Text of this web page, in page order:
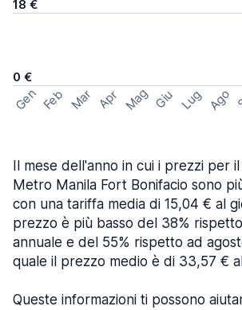
18 €
0 €
Gen Feb Mar Apr Mag Giu Lug Ago
Il mese dell'anno in cui i prezzi per
Metro Manila Fort Bonifacio sono
con una tariffa media di 15,04 € al
prezzo è più basso del 38%
annuale e del 55% rispetto ad
quale il prezzo medio è di 33,57 €
Queste informazioni ti possono